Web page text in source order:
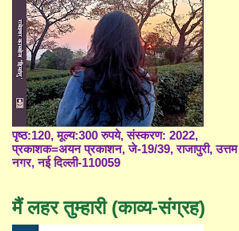
पृष्ठ:120, मूल्य:300 रुपये, संस्करण: 2022,
प्रकाशक=अयन प्रकाशन, जे-19/39, राजापुरी, उत्तम
नगर, नई दिल्ली-110059
मैं लहर तुम्हारी (काव्य-संग्रह)